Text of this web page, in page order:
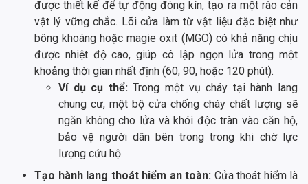
được thiết kế để tự động đóng kín, tạo ra một rào cản
vật lý vững chắc. Lõi cửa làm từ vật liệu đặc biệt như
bông khoáng hoặc magie oxit (MGO) có khả năng chịu
được nhiệt độ cao, giúp cô lập ngọn lửa trong một
khoảng thời gian nhất định (60, 90, hoặc 120 phút).
Ví dụ cụ thể:Trong một vụ cháy tại hành lang
chung cư, một bộ cửa chống cháy chất lượng sẽ
ngăn không cho lửa và khói độc tràn vào căn hộ,
bảo vệ người dân bên trong trong khi chờ lực
lượng cứu hộ.
Tạo hành lang thoát hiểm an toàn: Cửa thoát hiểm là